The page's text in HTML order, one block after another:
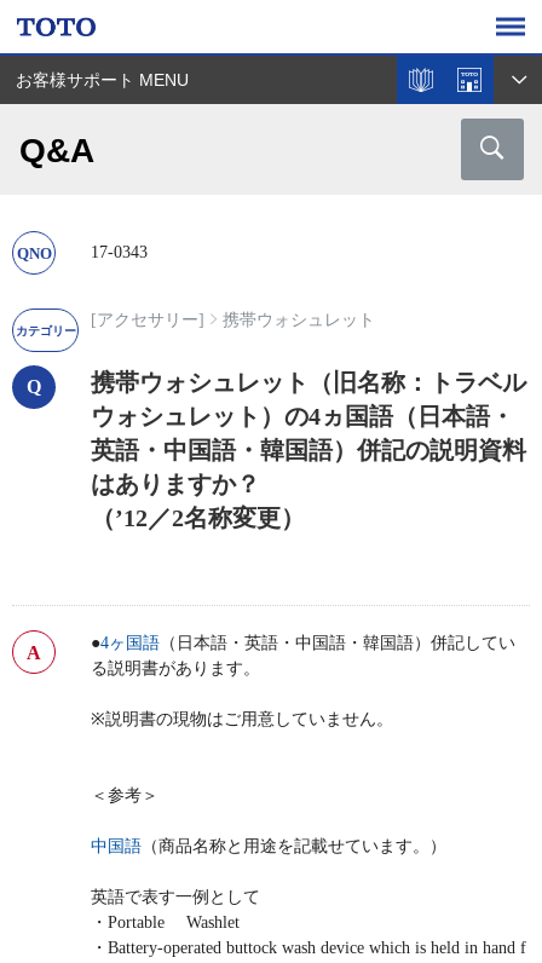
お客様サポート MENU
Q&A
17-0343
[アクセサリー] 携帯ウォシュレット
携帯ウォシュレット（旧名称：トラベル
ウォシュレット）の4ヵ国語（日本語・
英語・中国語・韓国語）併記の説明資料
はありますか？
（’12／2名称変更）
●4ヶ国語 （日本語・英語・中国語・韓国語）併記してい
る説明書があります。
※説明書の現物はご用意していません。
＜参考＞
中国語 （商品名称と用途を記載せています。）
英語で表す一例として
・Portable Washlet
・Battery-operated buttock wash device which is held in hand f